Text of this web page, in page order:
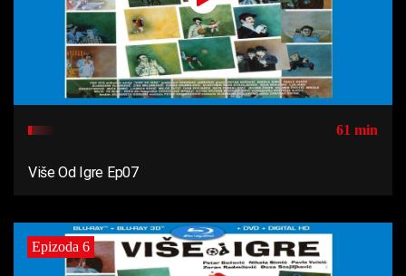
61 min
Više Od Igre Ep07
Epizoda 6